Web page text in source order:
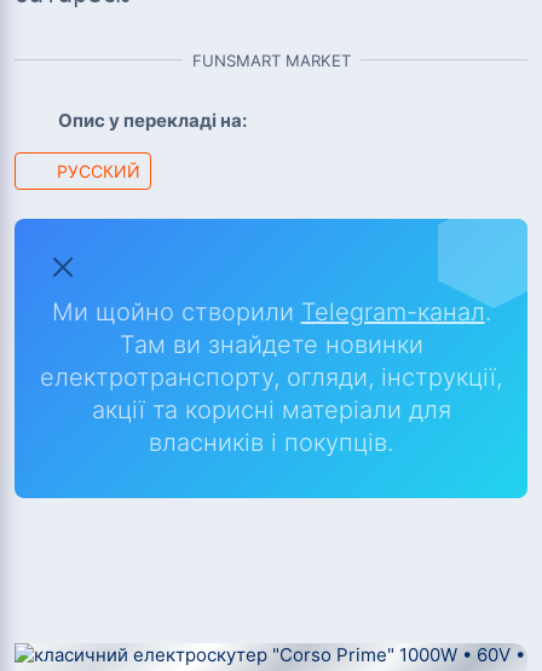
FUNSMART MARKET
Опис у перекладі на:
РУССКИЙ
Ми щойно створили Telegram-канал.
Там ви знайдете новинки
електротранспорту, огляди, інструкції,
акції та корисні матеріали для
власників і покупців.